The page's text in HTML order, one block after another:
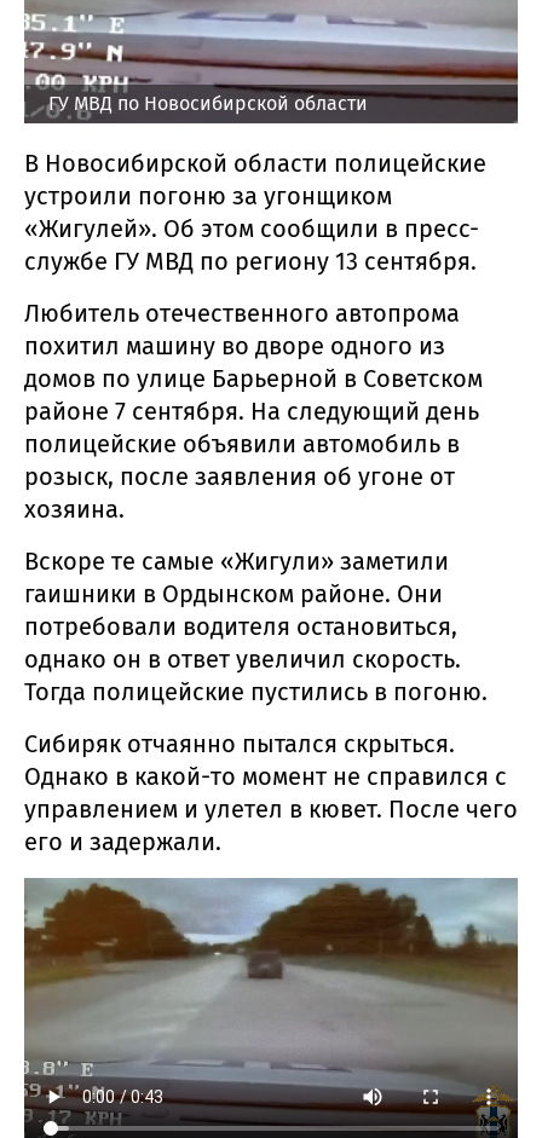
ГУ МВД по Новосибирской области
В Новосибирской области полицейские
устроили погоню за угонщиком
«Жигулей». Об этом сообщили в пресс-
службе ГУ МВД по региону 13 сентября.
Любитель отечественного автопрома
похитил машину во дворе одного из
домов по улице Барьерной в Советском
районе 7 сентября. На следующий день
полицейские объявили автомобиль в
розыск, после заявления об угоне от
хозяина.
Вскоре те самые «Жигули» заметили
гаишники в Ордынском районе. Они
потребовали водителя остановиться,
однако он в ответ увеличил скорость.
Тогда полицейские пустились в погоню.
Сибиряк отчаянно пытался скрыться.
Однако в какой-то момент не справился с
управлением и улетел в кювет. После чего
его и задержали.